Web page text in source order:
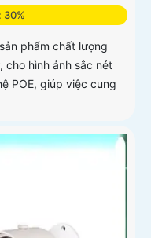
30%
phẩm chất lượng
cho hình ảnh sắc nét
POE, giúp việc cung